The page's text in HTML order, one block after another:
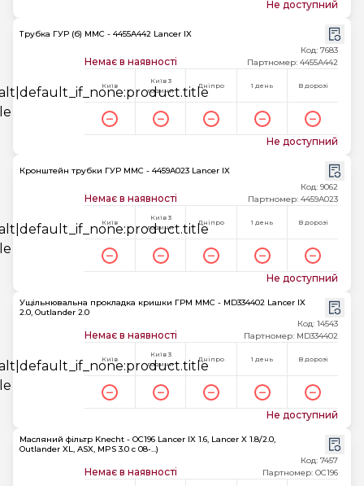
Не доступний
Трубка ГУР (б) MMC - 4455A442 Lancer IX
Немає в наявності
Код: 7683
Партномер: 4455A442
Київ
Київ 3
години
Дніпро 1 день В дорозі
Не доступний
Кронштейн трубки ГУР MMC - 4459A023 Lancer IX
Немає в наявності
Код: 9062
Партномер: 4459A023
Київ
Київ 3
години
Дніпро 1 день В дорозі
Не доступний
Ущільнювальна прокладка кришки ГРМ MMC - MD334402 Lancer IX
2.0, Outlander 2.0
Немає в наявності
Код: 14543
Партномер: MD334402
Київ
Київ 3
години
Дніпро 1 день В дорозі
Не доступний
Масляний фільтр Knecht - OC196 Lancer IX 1.6, Lancer X 1.8/2.0,
Outlander XL, ASX, MPS 3.0 c 08-...)
Немає в наявності
Код: 7457
Партномер: OC196